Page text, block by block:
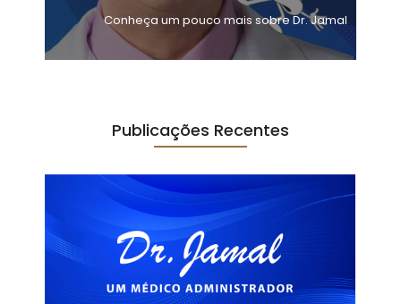
Conheça um pouco mais sobre Dr. Jamal
Publicações Recentes